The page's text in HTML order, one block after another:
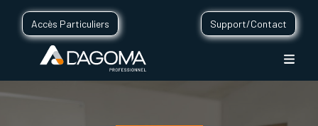
Accès Particuliers Support/Contact